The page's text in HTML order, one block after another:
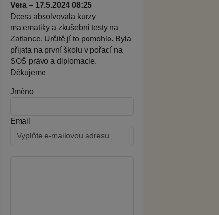
Vera – 17.5.2024 08:25
Dcera absolvovala kurzy
matematiky a zkušební testy na
Zatlance. Určitě jí to pomohlo. Byla
přijata na první školu v pořadí na
SOŠ právo a diplomacie.
Děkujeme
Jméno
Email